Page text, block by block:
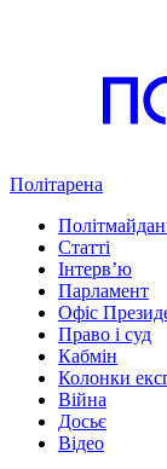
Політарена
Статті
Інтервʼю
Парламент
Офіс
Право і суд
Кабмін
Колонки
Війна
Досьє
Відео